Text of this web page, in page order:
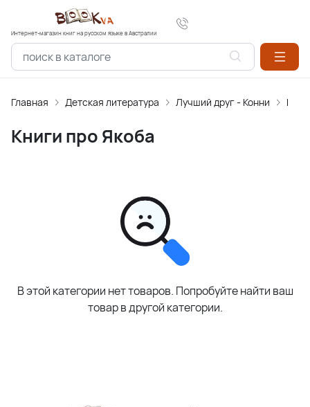
Интернет-магазин книг на русском языке в Австралии
Главная Детская литература Лучший друг - Конни
Книги про Якоба
В этой категории нет товаров. Попробуйте найти ваш
товар в другой категории.